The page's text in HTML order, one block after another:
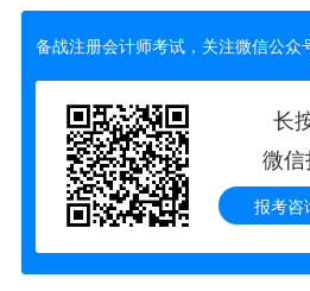
备战注册会计师考试，关注微信公众
长
微
报考咨